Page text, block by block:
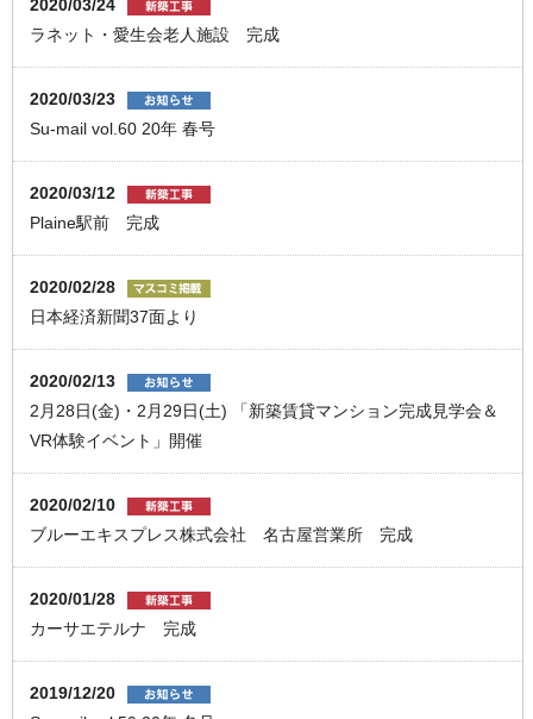
2020/03/24
ラネット・愛生会老人施設 完成
2020/03/23
Su-mail vol.60 20年 春号
2020/03/12
Plaine駅前 完成
2020/02/28
日本経済新聞37面より
2020/02/13
2月28日(金)・2月29日(土) 「新築賃貸マンション完成見学会＆
VR体験イベント」開催
2020/02/10
ブルーエキスプレス株式会社 名古屋営業所 完成
2020/01/28
カーサエテルナ 完成
2019/12/20